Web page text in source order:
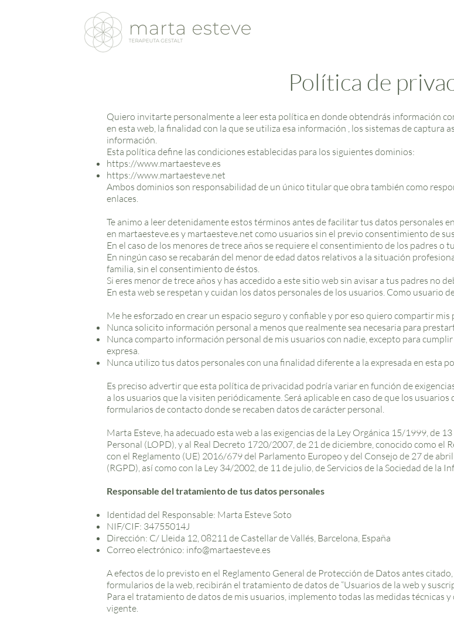
Política de
Quiero invitarte personalmente a leer esta política en donde obtendrás información
en esta web, la finalidad con la que se utiliza esa información , los sistemas de captura
información.
Esta política define las condiciones establecidas para los siguientes dominios:
https://www.martaesteve.es
https://www.martaesteve.net
Ambos dominios son responsabilidad de un único titular que obra también como
enlaces.
Te animo a leer detenidamente estos términos antes de facilitar tus datos personales
en martaesteve.es y martaesteve.net como usuarios sin el previo consentimiento de
En el caso de los menores de trece años se requiere el consentimiento de los padres
En ningún caso se recabarán del menor de edad datos relativos a la situación
familia, sin el consentimiento de éstos.
Si eres menor de trece años y has accedido a este sitio web sin avisar a tus padres no
En esta web se respetan y cuidan los datos personales de los usuarios. Como usuario
Me he esforzado en crear un espacio seguro y confiable y por eso quiero compartir
Nunca solicito información personal a menos que realmente sea necesaria para
Nunca comparto información personal de mis usuarios con nadie, excepto para
expresa.
Nunca utilizo tus datos personales con una finalidad diferente a la expresada en esta
Es preciso advertir que esta política de privacidad podría variar en función de
a los usuarios que la visiten periódicamente. Será aplicable en caso de que los
formularios de contacto donde se recaben datos de carácter personal.
Marta Esteve, ha adecuado esta web a las exigencias de la Ley Orgánica 15/1999, de
Personal (LOPD), y al Real Decreto 1720/2007, de 21 de diciembre, conocido como el
con el Reglamento (UE) 2016/679 del Parlamento Europeo y del Consejo de 27 de
(RGPD), así como con la Ley 34/2002, de 11 de julio, de Servicios de la Sociedad de la
Responsable del tratamiento de tus datos personales
Identidad del Responsable: Marta Esteve Soto
NIF/CIF: 34755014J
Dirección: C/ Lleida 12, 08211 de Castellar de Vallés, Barcelona, España
Correo electrónico: info@martaesteve.es
A efectos de lo previsto en el Reglamento General de Protección de Datos antes
formularios de la web, recibirán el tratamiento de datos de “Usuarios de la web y
Para el tratamiento de datos de mis usuarios, implemento todas las medidas técnicas
vigente.